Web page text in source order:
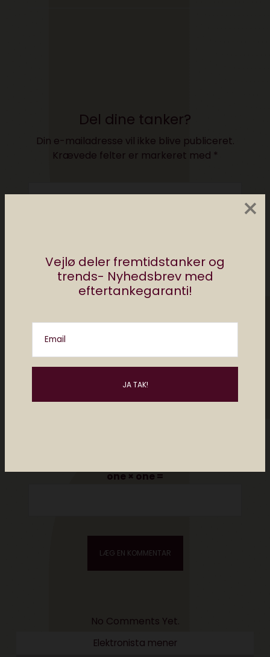
Vejlø deler fremtidstanker og
trends- Nyhedsbrev med
eftertankegaranti!
Email
×
Del dine tanker?
Din e-mailadresse vil ikke blive publiceret.
Krævede felter er markeret med *
one × one =
No Comments Yet.
Elektronista mener